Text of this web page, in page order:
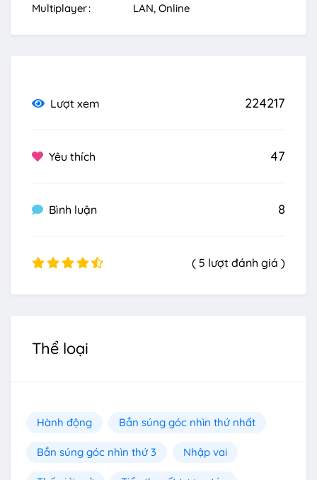
Multiplayer
LAN Online
Lượt xem 224217
Yêu thích 47
Bình luận 8
( 5 lượt đánh giá )
Thể loại
Hành động Bắn súng góc nhìn thứ nhất
Bắn súng góc nhìn thứ 3 Nhập vai